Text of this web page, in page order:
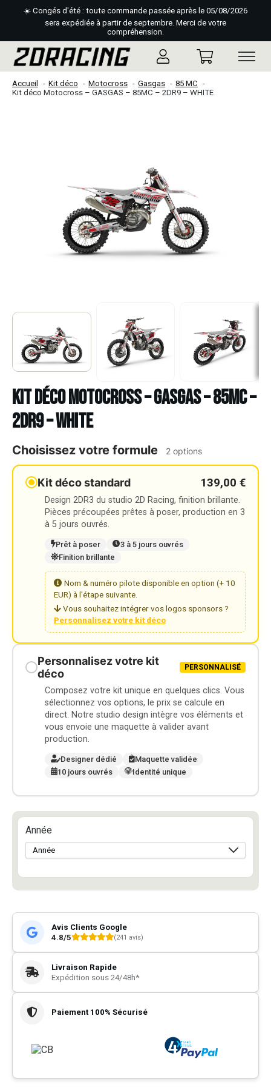
☀️ Congés d'été : toute commande passée après le 05/08/2026
sera expédiée à partir de septembre. Merci de votre
compréhension.
Accueil Kit déco Motocross Gasgas
85 MC
Kit déco Motocross – GASGAS – 85MC – 2DR9 – WHITE
Kit déco Motocross – GASGAS – 85MC –
2DR9 – WHITE
Choisissez votre formule 2 options
Kit déco standard 139,00 €
Design 2DR3 du studio 2D Racing, finition brillante.
Pièces précoupées prêtes à poser, production en 3
à 5 jours ouvrés.
Prêt à poser
3 à 5 jours ouvrés
Finition brillante
Nom & numéro pilote disponible en option (+ 10
EUR) à l'étape suivante.
Vous souhaitez intégrer vos logos sponsors ?
Personnalisez votre kit déco
Personnalisez votre kit
déco
PERSONNALISÉ
Composez votre kit unique en quelques clics. Vous
sélectionnez vos options, le prix se calcule en
direct. Notre studio design intègre vos éléments et
vous envoie une maquette à valider avant
production.
Designer dédié
Maquette validée
10 jours ouvrés
Identité unique
Année
Avis Clients Google
4.8/5
(241 avis)
Livraison Rapide
Expédition sous 24/48h*
Paiement 100% Sécurisé